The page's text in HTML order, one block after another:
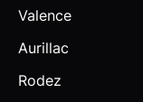
- Panneaux de
triangles des
Valence
Aurillac
Rodez